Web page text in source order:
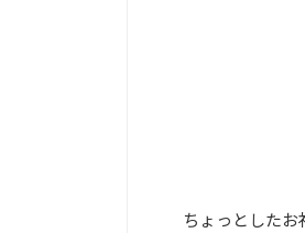
ちょっとした